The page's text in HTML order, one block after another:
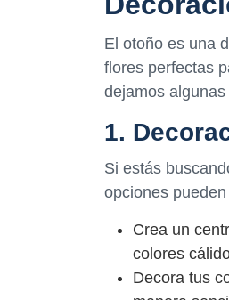
El otoño es una
flores perfectas
dejamos
1.
Si estás
opciones
Crea un
colores
Decora tus